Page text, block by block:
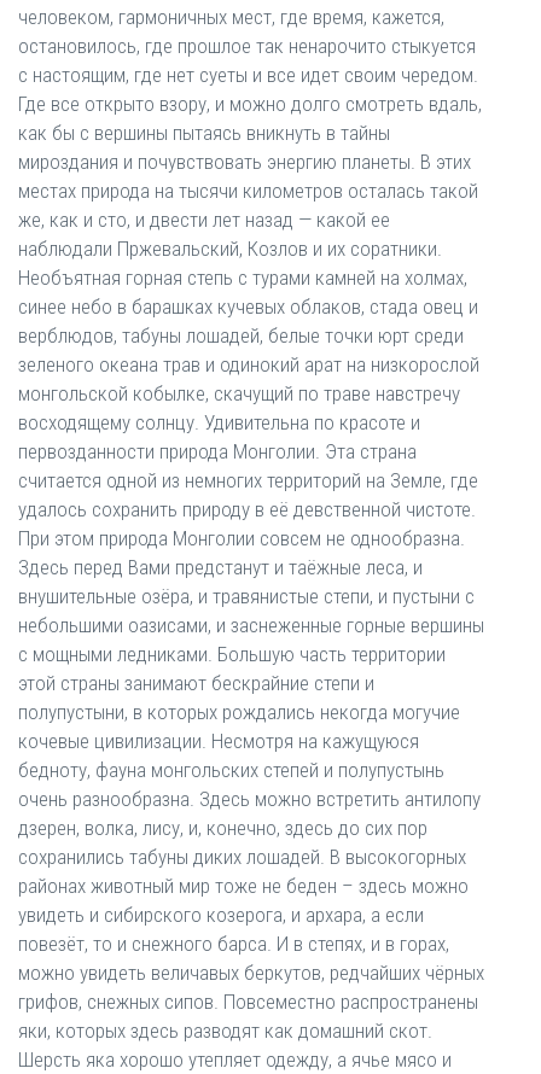
человеком, гармоничных мест, где время, кажется,
остановилось, где прошлое так ненарочито стыкуется
с настоящим, где нет суеты и все идет своим чередом.
Где все открыто взору, и можно долго смотреть вдаль,
как бы с вершины пытаясь вникнуть в тайны
мироздания и почувствовать энергию планеты. В этих
местах природа на тысячи километров осталась такой
же, как и сто, и двести лет назад — какой ее
наблюдали Пржевальский, Козлов и их соратники.
Необъятная горная степь с турами камней на холмах,
синее небо в барашках кучевых облаков, стада овец и
верблюдов, табуны лошадей, белые точки юрт среди
зеленого океана трав и одинокий арат на низкорослой
монгольской кобылке, скачущий по траве навстречу
восходящему солнцу. Удивительна по красоте и
первозданности природа Монголии. Эта страна
считается одной из немногих территорий на Земле, где
удалось сохранить природу в её девственной чистоте.
При этом природа Монголии совсем не однообразна.
Здесь перед Вами предстанут и таёжные леса, и
внушительные озёра, и травянистые степи, и пустыни с
небольшими оазисами, и заснеженные горные вершины
с мощными ледниками. Большую часть территории
этой страны занимают бескрайние степи и
полупустыни, в которых рождались некогда могучие
кочевые цивилизации. Несмотря на кажущуюся
бедноту, фауна монгольских степей и полупустынь
очень разнообразна. Здесь можно встретить антилопу
дзерен, волка, лису, и, конечно, здесь до сих пор
сохранились табуны диких лошадей. В высокогорных
районах животный мир тоже не беден – здесь можно
увидеть и сибирского козерога, и архара, а если
повезёт, то и снежного барса. И в степях, и в горах,
можно увидеть величавых беркутов, редчайших чёрных
грифов, снежных сипов. Повсеместно распространены
яки, которых здесь разводят как домашний скот.
Шерсть яка хорошо утепляет одежду, а ячье мясо и